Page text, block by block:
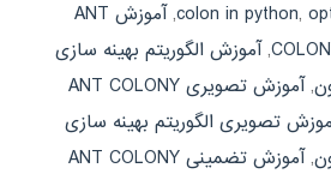
colon in python,
,
آموزش ANT
,آموزش الگوریتم بهینه سازی
,
آموزش تصویری ANT COLONY
تصویری الگوریتم بهینه سازی
,
آموزش تضمینی ANT COLONY